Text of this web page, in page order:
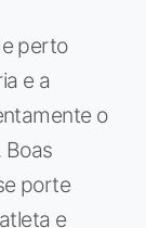
perto
e a
o
Boas
porte
e